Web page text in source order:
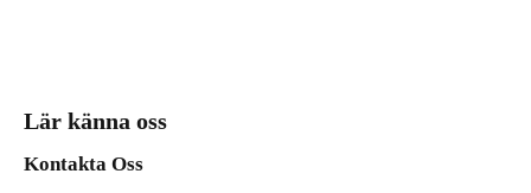
Lär känna oss
Kontakta Oss